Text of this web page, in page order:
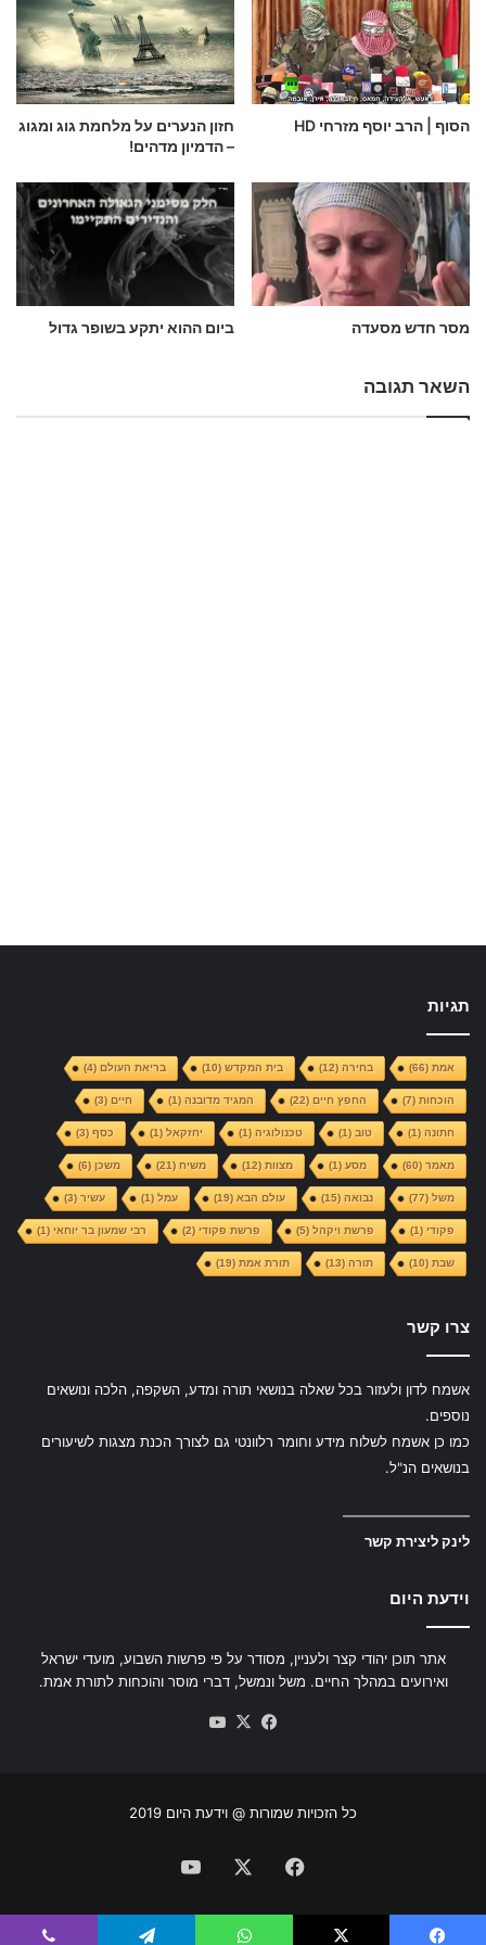
מסר אחרון לדור אחרון HD
9 באוגוסט 2015
ב-"אחרית הימים"
צניעות – בת מלך HD
ב-"הוכחות לתורת
אמת"
הסיאנס הגדול HD
9 באוגוסט 2015
ב-"עולם הבא"
הסוף | הרב יוסף מזרחי HD
חזון הנערים על מלחמת גוג ומגוג
– הדמיון מדהים!
מסר חדש מסעדה ביום ההוא יתקע בשופר גדול
השאר תגובה
תגיות
אמת(66) בחירה(12) בית המקדש(10) בריאת העולם(4)
הוכחות(7) החפץ חיים(22) המגיד מדובנה(1) חיים(3)
חתונה(1) טוב(1) טכנולוגיה(1) יחזקאל(1) כסף(3)
מאמר(60) מסע(1) מצוות(12) משיח(21) משכן(6)
משל(77) נבואה(15) עולם הבא(19) עמל(1) עשיר(3)
פקודי (1) פרשת ויקהל(5) פרשת פקודי (2) רבי שמעון בר יוחאי (1)
שבת(10) תורה(13) תורת אמת(19)
צרו קשר
אשמח לדון ולעזור בכל שאלה בנושאי תורה ומדע, השקפה, הלכה ונושאים
נוספים.
כמו כן אשמח לשלוח מידע וחומר רלוונטי גם לצורך הכנת מצגות לשיעורים
בנושאים הנ"ל.
—————————
לינק ליצירת קשר
וידעת היום
אתר תוכן יהודי קצר ולעניין, מסודר על פי פרשות השבוע, מועדי ישראל
ואירועים במהלך החיים. משל ונמשל, דברי מוסר והוכחות לתורת אמת.
Facebook
X
כל הזכויות שמורות @ וידעת היום 2019
Facebook